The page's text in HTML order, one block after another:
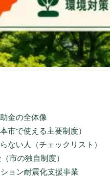
金の全体像
市で使える主要制度）
ない人（チェックリスト）
市の独自制度）
ョン耐震化支援事業